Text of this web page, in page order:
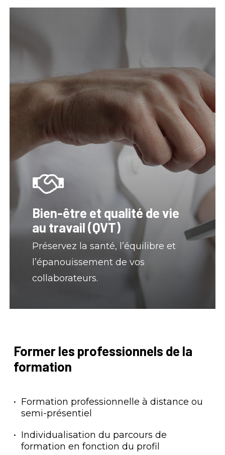
Bien-être et qualité de vie
au travail (QVT)
Préservez la santé, l’équilibre et
l’épanouissement de vos
collaborateurs.
Formerles professionnels de la
formation
Formation professionnelle à distance ou
semi-présentiel
Individualisation du parcours de
formation en fonction du profil